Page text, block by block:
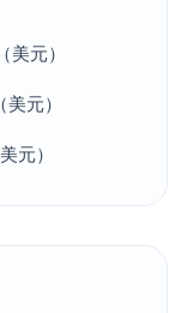
元）
元）
元）